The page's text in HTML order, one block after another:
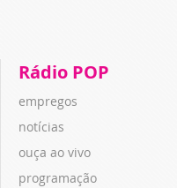
Rádio POP
empregos
notícias
ouça ao vivo
programação